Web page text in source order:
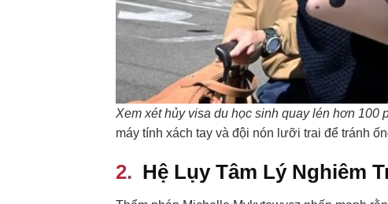
Xem xét hủy visa du học sinh quay lén hơn 100
máy tính xách tay và đội nón lưỡi trai để tránh
Hệ Lụy Tâm Lý Nghiêm